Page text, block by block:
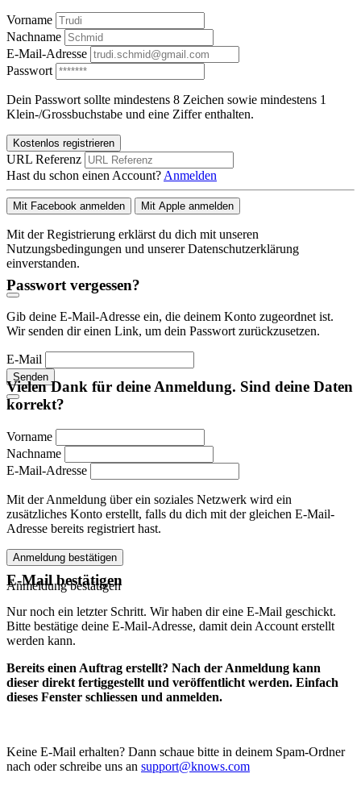
Vorname
Nachname
E-Mail-Adresse
Passwort
Dein Passwort sollte mindestens 8 Zeichen sowie mindestens 1
Klein-/Grossbuchstabe und eine Ziffer enthalten.
Kostenlos registrieren
URL Referenz
Hast du schon einen Account? Anmelden
Mit Facebook anmelden Mit Apple anmelden
Mit der Registrierung erklärst du dich mit unseren
Nutzungsbedingungen und unserer Datenschutzerklärung
einverstanden.
Passwort vergessen?
Gib deine E-Mail-Adresse ein, die deinem Konto zugeordnet ist.
Wir senden dir einen Link, um dein Passwort zurückzusetzen.
E-Mail
Senden
Vielen Dank für deine Anmeldung. Sind deine Daten
korrekt?
Vorname
Nachname
E-Mail-Adresse
Mit der Anmeldung über ein soziales Netzwerk wird ein
zusätzliches Konto erstellt, falls du dich mit der gleichen E-Mail-
Adresse bereits registriert hast.
Anmeldung bestätigen
Anmeldung bestätigen
E-Mail bestätigen
Nur noch ein letzter Schritt. Wir haben dir eine E-Mail geschickt.
Bitte bestätige deine E-Mail-Adresse, damit dein Account erstellt
werden kann.
Bereits einen Auftrag erstellt? Nach der Anmeldung kann
dieser direkt fertiggestellt und veröffentlicht werden. Einfach
dieses Fenster schliessen und anmelden.
Keine E-Mail erhalten? Dann schaue bitte in deinem Spam-Ordner
nach oder schreibe uns an support@knows.com